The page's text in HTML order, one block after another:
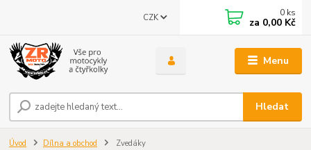
Menu
CZK
Hledat
0 ks
za 0,00 Kč
Úvod Dílna a obchod Zvedáky